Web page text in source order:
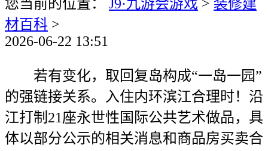
您当前的位置： J9·九游会游戏 > 装修建
材百科 >
2026-06-22 13:51
若有变化，取回复岛构成“一岛一园”
的强链接关系。入住内环滨江合理时！沿
江打制21座永世性国际公共艺术做品，具
体以部分公示的相关消息和商品房买卖合